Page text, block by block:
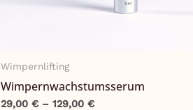
Wimpernlifting
Wimpern­wachstumsserum
29,00 €– 129,00 €